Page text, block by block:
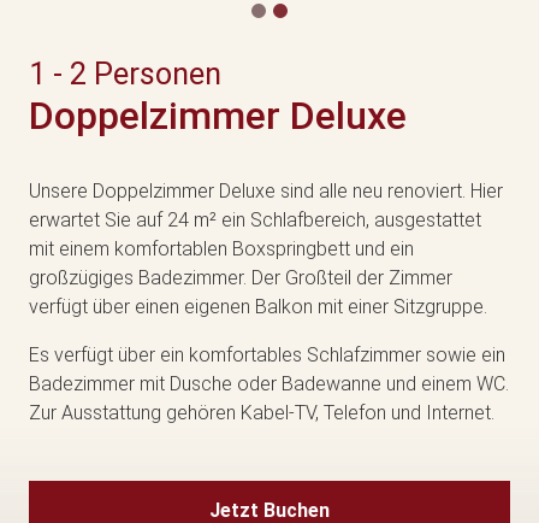
Doppelzimmer Deluxe
1 - 2 Personen
Unsere Doppelzimmer Deluxe sind alle neu renoviert. Hier
erwartet Sie auf 24 m² ein Schlafbereich, ausgestattet
mit einem komfortablen Boxspringbett und ein
großzügiges Badezimmer. Der Großteil der Zimmer
verfügt über einen eigenen Balkon mit einer Sitzgruppe.
Es verfügt über ein komfortables Schlafzimmer sowie ein
Badezimmer mit Dusche oder Badewanne und einem WC.
Zur Ausstattung gehören Kabel-TV, Telefon und Internet.
Jetzt Buchen